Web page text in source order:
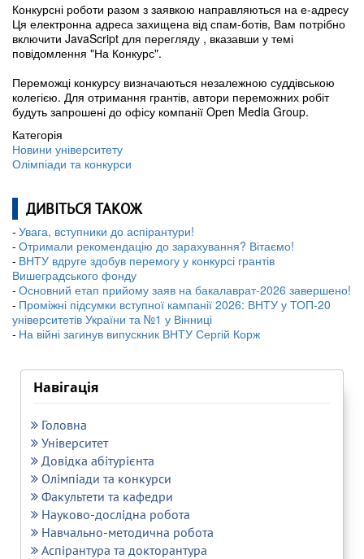
Конкурсні роботи разом з заявкою направляються на е-адресу
Ця електронна адреса захищена від спам-ботів, Вам потрібно
включити JavaScript для перегляду , вказавши у темі
повідомлення "На Конкурс".
Переможці конкурсу визначаються незалежною суддівською
колегією. Для отримання грантів, автори переможних робіт
будуть запрошені до офісу компанії Open Media Group.
Категорія
Новини університету
Олімпіади та конкурси
ДИВІТЬСЯ ТАКОЖ
Увага, вступники до аспірантури!
Отримали рекомендацію до зарахування? Вітаємо!
ВНТУ вдруге здобув перемогу у конкурсі грантів
Вишеградського фонду
Основний етап прийому заяв на бакалаврат-2026 завершено!
Проміжні підсумки вступної кампанії 2026: ВНТУ у ТОП-20
університетів України та №1 у Вінниці
На війні загинув випускник ВНТУ Сергій Корж
Навігація
Головна
Університет
Довідка абітурієнта
Олімпіади та конкурси
Факультети та кафедри
Науково-дослідна робота
Навчально-методична робота
Аспірантура та докторантура